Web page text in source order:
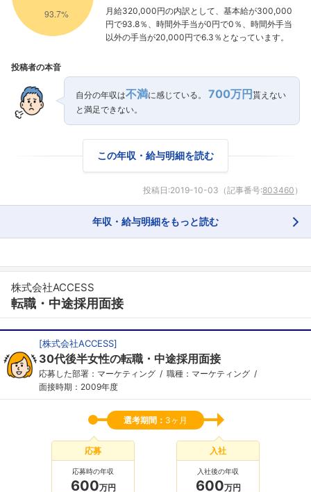
月給320,000円の内訳として、基本給が300,000
円で93.8％、時間外手当が0円で0％、時間外手当
以外の手当が20,000円で6.3％となっています。
投稿者の本音
自分の年収は不満に感じている。 700万円貰えない
と満足できない。
この年収・給与明細を読む
投稿日:2019-10-03 （記事番号:803460 ）
年収・給与明細をもっと読む
株式会社ACCESS
転職・中途採用面接
[株式会社ACCESS]
30代後半女性の転職・中途採用面接
応募した部署：マーケティング
職種：マーケティング
面接時期：2009年度
選考期間： 3ヶ月
応募
応募時の年収
600万円
入社
入社後の年収
600万円